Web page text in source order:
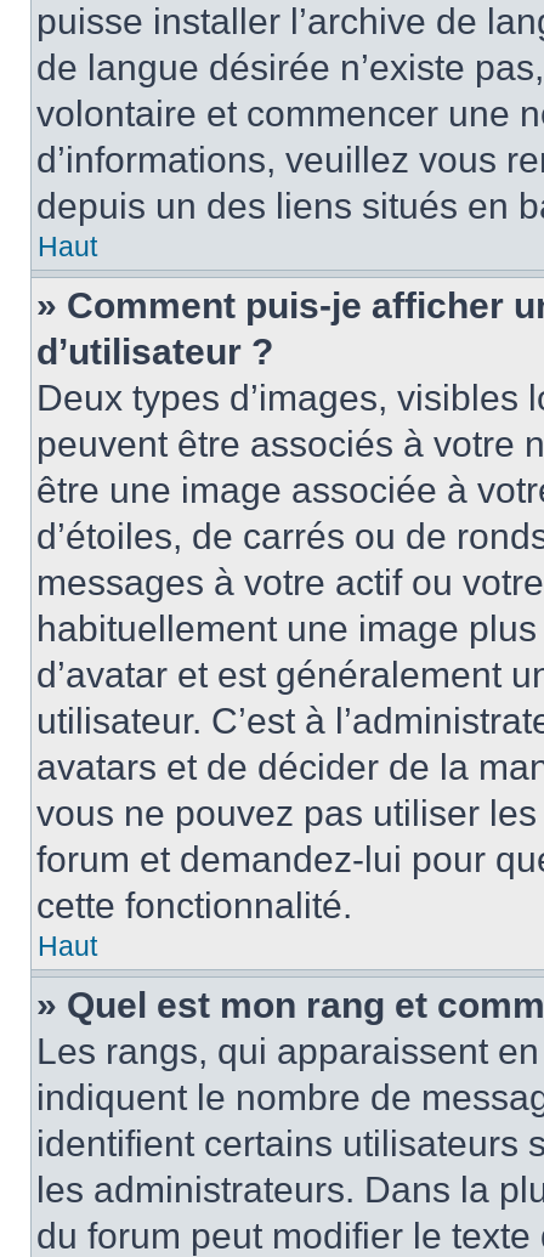
puisse installer l’archive de
de langue désirée n’existe
volontaire et commencer une
d’informations, veuillez vous
depuis un des liens situés en
Haut
» Comment puis-je afficher
d’utilisateur ?
Deux types d’images,
peuvent être associés à votre
être une image associée à
d’étoiles, de carrés ou de
messages à votre actif ou
habituellement une image
d’avatar et est généralement
utilisateur. C’est à
avatars et de décider de la
vous ne pouvez pas utiliser
forum et demandez-lui pour
cette fonctionnalité.
Haut
» Quel est mon rang et
Les rangs, qui apparaissent
indiquent le nombre de
identifient certains utilisateurs
les administrateurs. Dans la
du forum peut modifier le